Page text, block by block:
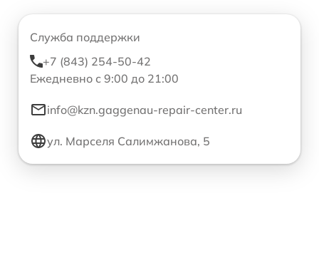
Служба поддержки
+7 (843) 254-50-42
Ежедневно с 9:00 до 21:00
info@kzn.gaggenau-repair-center.ru
ул. Марселя Салимжанова, 5